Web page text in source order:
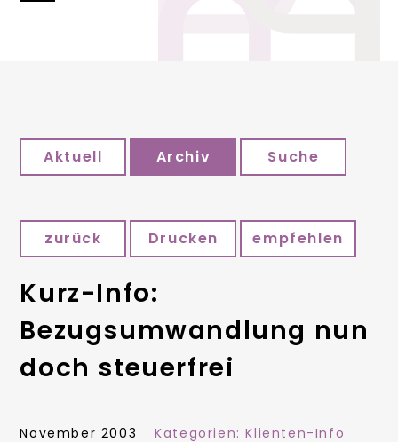
Aktuell Archiv Suche
zurück Drucken empfehlen
Kurz-Info:
Bezugsumwandlung nun
doch steuerfrei
November 2003 Kategorien:Klienten-Info